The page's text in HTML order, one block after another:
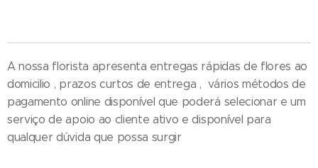
A nossa florista apresenta entregas rápidas de flores ao
domicilio , prazos curtos de entrega , vários métodos de
pagamento online disponível que poderá selecionar e um
serviço de apoio ao cliente ativo e disponível para
qualquer dúvida que possa surgir